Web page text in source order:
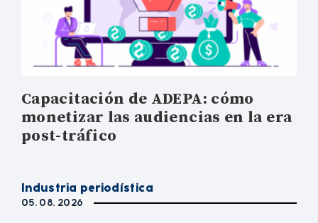
Capacitación de ADEPA: cómo
monetizar las audiencias en la era
post-tráfico
Industria periodística
05. 08. 2026